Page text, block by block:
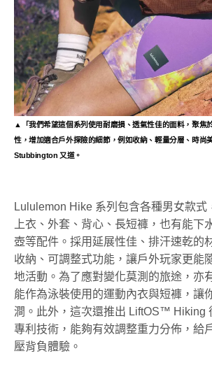
▲
「我們希望這個系列使用耐磨損、透氣性佳的面料，聚
性，增加適合戶外探險的細節，例如收納、輕量分層、時尚
Stubbington 又道。
Lululemon Hike 系列包含各種男女款式
上衣 、外套、背心、長短褲，也有能下
壺等配件。採用延展性佳、排汗速乾的
收納、可調整式功能，讓戶外玩家更能
地活動。為了應對變化莫測的旅途，亦
能作為泳裝使用的運動內衣與短褲，讓
澗 。此外，這次還推出 LiftOS™ Hiking
專利技術，能夠有效調整重力分佈，給
壓背負體驗。